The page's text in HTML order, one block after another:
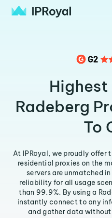
Radeberg
To
At IPRoyal, we proudly offer
residential proxies on the
servers are unmatched
reliability for all usage
than 99.9%. By using a
instantly connect to any
and gather data